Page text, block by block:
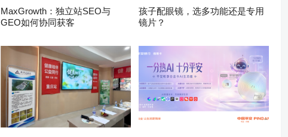
MaxGrowth：独立站SEO与
GEO如何协同获客
孩子配眼镜，选多功能还是专用
镜片？